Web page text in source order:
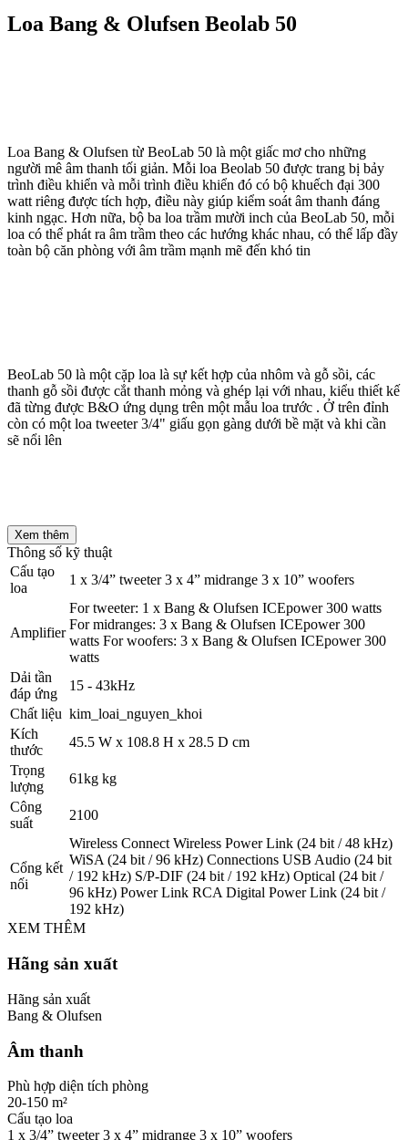
Loa Bang & Olufsen Beolab 50
Loa Bang & Olufsen từ BeoLab 50 là một giấc mơ cho những
người mê âm thanh tối giản. Mỗi loa Beolab 50 được trang bị bảy
trình điều khiển và mỗi trình điều khiển đó có bộ khuếch đại 300
watt riêng được tích hợp, điều này giúp kiểm soát âm thanh đáng
kinh ngạc. Hơn nữa, bộ ba loa trầm mười inch của BeoLab 50, mỗi
loa có thể phát ra âm trầm theo các hướng khác nhau, có thể lấp đầy
toàn bộ căn phòng với âm trầm mạnh mẽ đến khó tin
BeoLab 50 là một cặp loa là sự kết hợp của nhôm và gỗ sồi, các
thanh gỗ sồi được cắt thanh mỏng và ghép lại với nhau, kiểu thiết kế
đã từng được B&O ứng dụng trên một mẫu loa trước . Ở trên đỉnh
còn có một loa tweeter 3/4" giấu gọn gàng dưới bề mặt và khi cần
sẽ nổi lên
Xem thêm
Thông số kỹ thuật
Cấu tạo
loa
1 x 3/4” tweeter 3 x 4” midrange 3 x 10” woofers
Amplifier
For tweeter: 1 x Bang & Olufsen ICEpower 300 watts
For midranges: 3 x Bang & Olufsen ICEpower 300
watts For woofers: 3 x Bang & Olufsen ICEpower 300
watts
Dải tần
đáp ứng
15 - 43kHz
Chất liệu kim_loai_nguyen_khoi
Kích
thước
45.5 W x 108.8 H x 28.5 D cm
Trọng
lượng
61kg kg
Công
suất
2100
Cổng kết
nối
Wireless Connect Wireless Power Link (24 bit / 48 kHz)
WiSA (24 bit / 96 kHz) Connections USB Audio (24 bit
/ 192 kHz) S/P-DIF (24 bit / 192 kHz) Optical (24 bit /
96 kHz) Power Link RCA Digital Power Link (24 bit /
192 kHz)
XEM THÊM
Hãng sản xuất
Hãng sản xuất
Bang & Olufsen
Âm thanh
Phù hợp diện tích phòng
20-150 m²
Cấu tạo loa
1 x 3/4” tweeter 3 x 4” midrange 3 x 10” woofers